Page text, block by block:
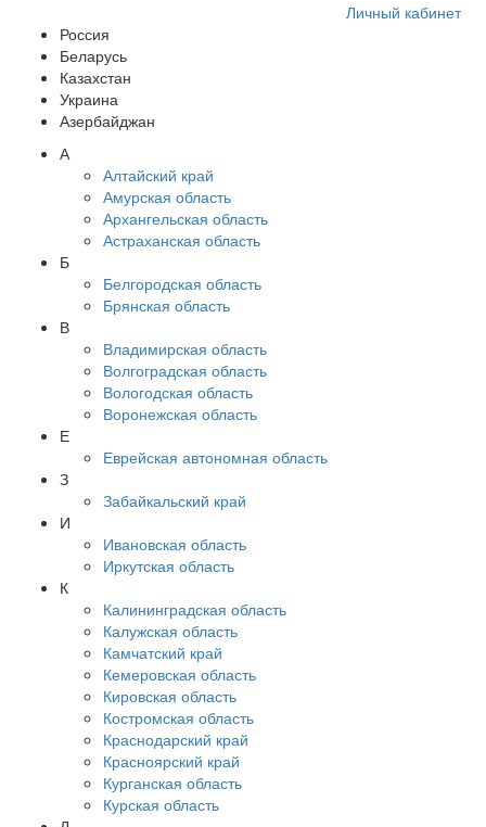
Личный кабинет
Россия
Беларусь
Казахстан
Украина
Азербайджан
А
Алтайский край
Амурская область
Архангельская область
Астраханская область
Б
Белгородская область
Брянская область
В
Владимирская область
Волгоградская область
Вологодская область
Воронежская область
Е
Еврейская автономная область
З
Забайкальский край
И
Ивановская область
Иркутская область
К
Калининградская область
Калужская область
Камчатский край
Кемеровская область
Кировская область
Костромская область
Краснодарский край
Красноярский край
Курганская область
Курская область